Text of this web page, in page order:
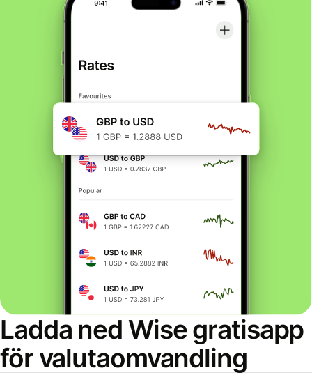
Ladda ned Wise gratisapp
för valutaomvandling